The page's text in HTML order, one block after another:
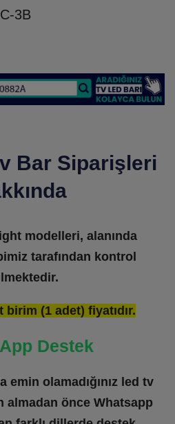
3B
Bar Siparişleri
modelleri, alanında
tarafından kontrol
(1 adet) fiyatıdır.
Destek
emin olamadığınız led tv
almadan önce Whatsapp